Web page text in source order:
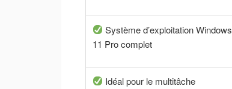
Système d’exploitation Windows
11 Pro complet
Idéal pour le multitâche